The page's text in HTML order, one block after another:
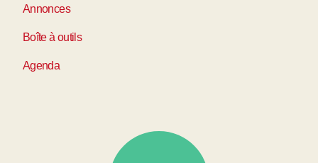
Annonces
Boîte à outils
Agenda